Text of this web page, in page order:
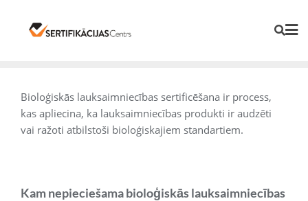
Bioloģiskās lauksaimniecības sertificēšana ir process,
kas apliecina, ka lauksaimniecības produkti ir audzēti
vai ražoti atbilstoši bioloģiskajiem standartiem.
Kam nepieciešama bioloģiskās lauksaimniecības